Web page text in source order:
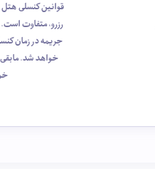
قوانین کنسلی هتل
رزرو، متفاوت
جریمه در زمان
خواهد شد. مابقی